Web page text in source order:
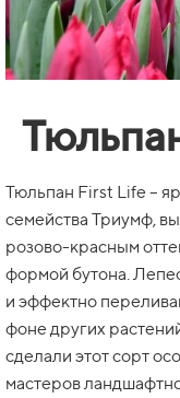
Тюльпан First Life –
семейства Триумф,
розово-красным
формой бутона.
и эффектно
фоне других
сделали этот сорт
мастеров